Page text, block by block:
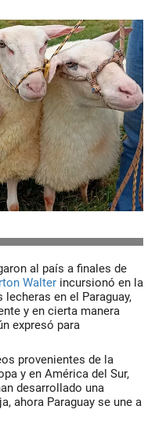
al país a finales de
Walter incursionó en la
en el Paraguay,
y en cierta manera
expresó para
provenientes de la
y en América del Sur,
desarrollado una
ahora Paraguay se une a